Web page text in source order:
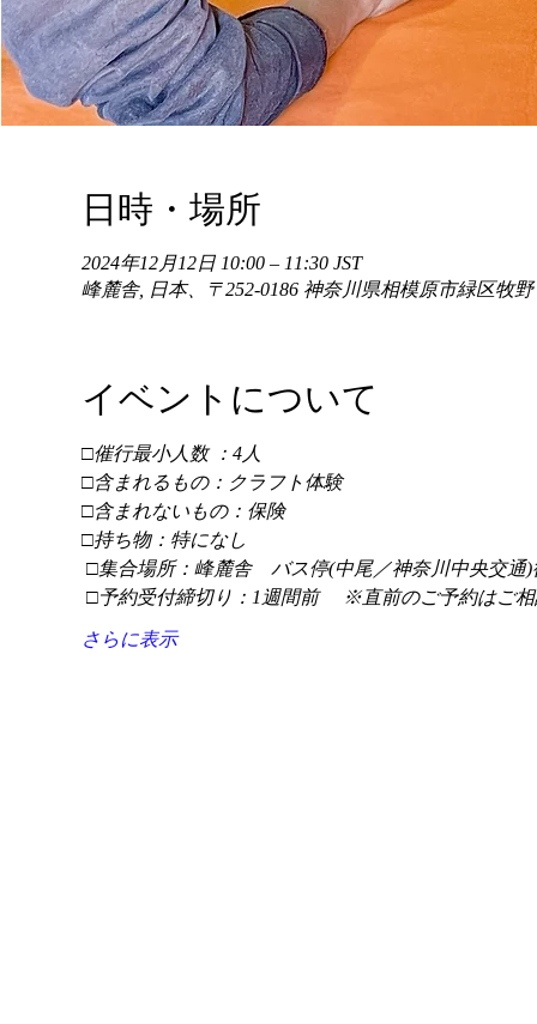
日時・場所
2024年12月12日 10:00 – 11:30 JST
峰麓舎, 日本、〒252-0186 神奈川県相模原市緑区牧
イベントについて
□催行最小人数 ：4人
□含まれるもの：クラフト体験
□含まれないもの：保険
□持ち物：特になし
□集合場所：峰麓舎　バス停(中尾／神奈川中央交通)
□予約受付締切り：1週間前 　※直前のご予約はご
さらに表示